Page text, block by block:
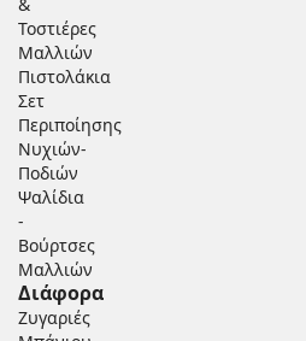
Τοστιέρες
Μαλλιών
Πιστολάκια
Σετ
Περιποίησης
Νυχιών-
Ποδιών
Ψαλίδια
-
Βούρτσες
Μαλλιών
Διάφορα
Ζυγαριές